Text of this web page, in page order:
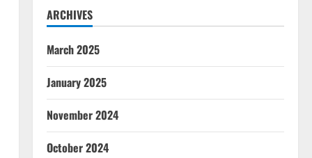
ARCHIVES
March 2025
January 2025
November 2024
October 2024